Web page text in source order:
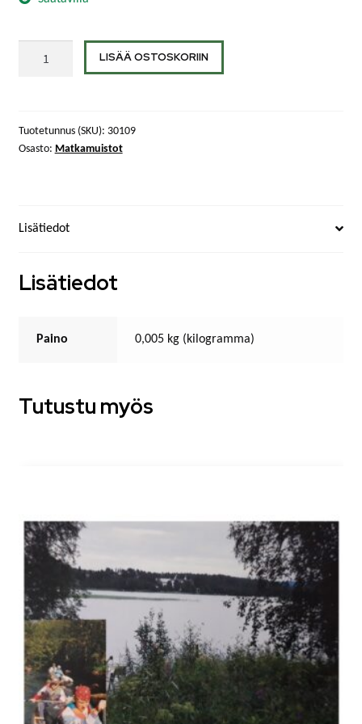
LISÄÄ OSTOSKORIIN
Tuotetunnus (SKU): 30109
Osasto: Matkamuistot
Lisätiedot
Lisätiedot
Paino 0,005 kg (kilogramma)
Tutustu myös